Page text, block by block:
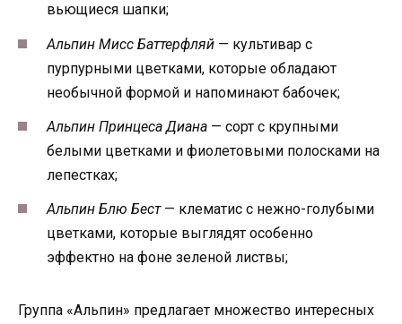
вьющиеся шапки;
Альпин Мисс Баттерфляй — культивар с
пурпурными цветками, которые обладают
необычной формой и напоминают бабочек;
Альпин Принцеса Диана — сорт с крупными
белыми цветками и фиолетовыми полосками на
лепестках;
Альпин Блю Бест— клематис с нежно-голубыми
цветками, которые выглядят особенно
эффектно на фоне зеленой листвы;
Группа «Альпин» предлагает множество интересных